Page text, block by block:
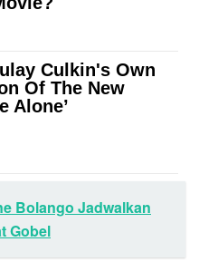
Bolango Jadwalkan
Gobel